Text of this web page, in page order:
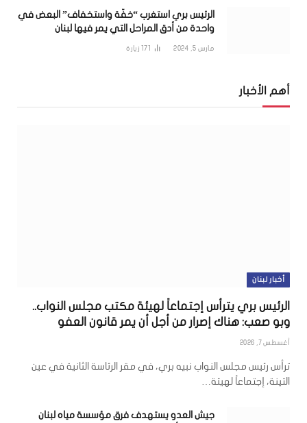
الرئيس بري استغرب “خفّة واستخفاف” البعض في
واحدة من أدق المراحل التي يمر فيها لبنان
مارس 5, 2024 171 زيارة
أهم الأخبار
أخبار لبنان
الرئيس بري يترأس إجتماعاً لهيئة مكتب مجلس النواب..
وبو صعب: هناك إصرار من أجل أن يمر قانون العفو
أغسطس 7, 2026
ترأس رئيس مجلس النواب نبيه بري، في مقر الرئاسة الثانية في عين
التينة، إجتماعاً لهيئة…
جيش العدو يستهدف فرق مؤسسة مياه لبنان